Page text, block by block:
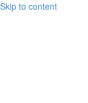
Skip to content